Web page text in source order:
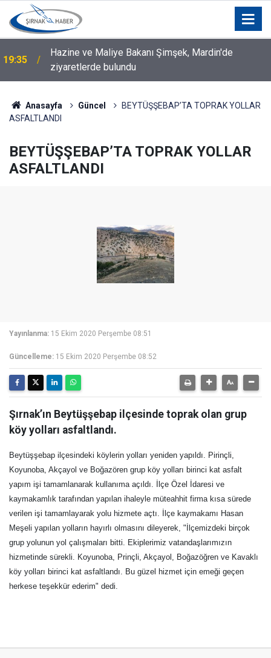
19:35
Hazine ve Maliye Bakanı Şimşek, Mardin'de
ziyaretlerde bulundu
19:21
Şırnak Milletvekili İrmez’den Habur Sınır Kapısı
Tepkisi: “Artık Kabul Edilemez”
Anasayfa Güncel
BEYTÜŞŞEBAP’TA TOPRAK YOLLAR
ASFALTLANDI
BEYTÜŞŞEBAP’TA TOPRAK YOLLAR
ASFALTLANDI
Yayınlanma: 15 Ekim 2020 Perşembe 08:51
Güncelleme: 15 Ekim 2020 Perşembe 08:52
Şırnak’ın Beytüşşebap ilçesinde toprak olan grup
köy yolları asfaltlandı.
Beytüşşebap ilçesindeki köylerin yolları yeniden yapıldı. Pirinçli,
Koyunoba, Akçayol ve Boğazören grup köy yolları birinci kat asfalt
yapım işi tamamlanarak kullanıma açıldı. İlçe Özel İdaresi ve
kaymakamlık tarafından yapılan ihaleyle müteahhit firma kısa sürede
verilen işi tamamlayarak yolu hizmete açtı. İlçe kaymakamı Hasan
Meşeli yapılan yolların hayırlı olmasını dileyerek, "İlçemizdeki birçok
grup yolunun yol çalışmaları bitti. Ekiplerimiz vatandaşlarımızın
hizmetinde sürekli. Koyunoba, Prinçli, Akçayol, Boğazöğren ve Kavaklı
köy yolları birinci kat asfaltlandı. Bu güzel hizmet için emeği geçen
herkese teşekkür ederim" dedi.